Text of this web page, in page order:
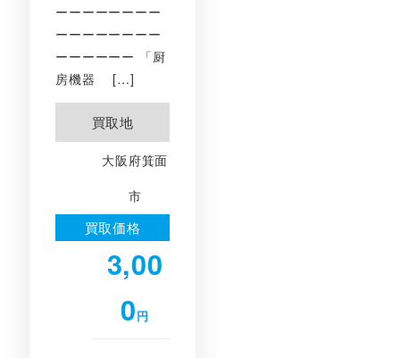
ーーーーーーーー
ーーーーーーーー
ーーーーーー 「厨
房機器 […]
買取地
大阪府箕面
市
買取価格
3,00
0円